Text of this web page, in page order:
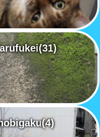
(31)
(4)